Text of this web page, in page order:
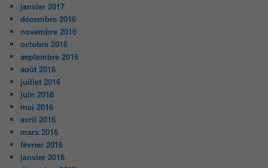
janvier 2017
décembre 2016
novembre 2016
octobre 2016
septembre 2016
août 2016
juillet 2016
juin 2016
mai 2016
avril 2016
mars 2016
février 2016
janvier 2016